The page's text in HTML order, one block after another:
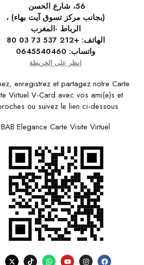
56، شارع الحسن
(بجانب مركز تسوق آيت بهاء) ،
الرباط -المغرب
الهاتف: +212 537 73 03 80
واتساب: 0645540460
انظر على الخريطة
enregistrez et partagez notre Carte
Virtuel V-Card avec vos ami(e)s et
ou suivez le lien ci-dessous :
BAB Elegance Carte Visite Virtuel